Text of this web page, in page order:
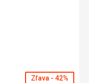
Zľava - 42%